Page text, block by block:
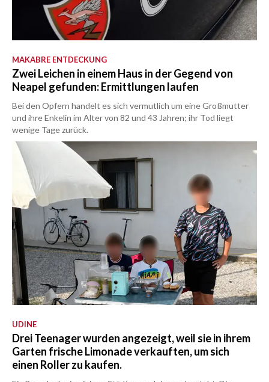
MAKABRE ENTDECKUNG
Zwei Leichen in einem Haus in der Gegend von
Neapel gefunden: Ermittlungen laufen
Bei den Opfern handelt es sich vermutlich um eine Großmutter
und ihre Enkelin im Alter von 82 und 43 Jahren; ihr Tod liegt
wenige Tage zurück.
UDINE
Drei Teenager wurden angezeigt, weil sie in ihrem
Garten frische Limonade verkauften, um sich
einen Roller zu kaufen.